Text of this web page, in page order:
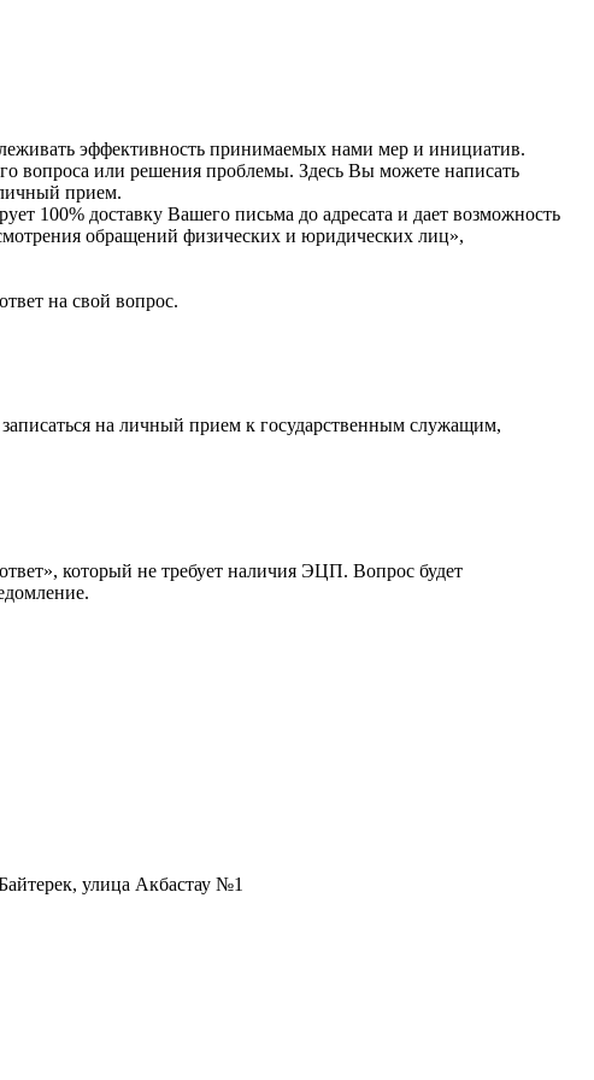
эффективность принимаемых нами мер и инициатив.
вопроса или решения проблемы. Здесь Вы можете написать
прием.
100% доставку Вашего письма до адресата и дает возможность
обращений физических и юридических лиц»,
на свой вопрос.
на личный прием к государственным служащим,
который не требует наличия ЭЦП. Вопрос будет
улица Акбастау №1